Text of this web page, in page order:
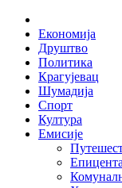
Skip
content
Економија
Друштво
Политика
Крагујевац
Шумадија
Спорт
Култура
Емисије